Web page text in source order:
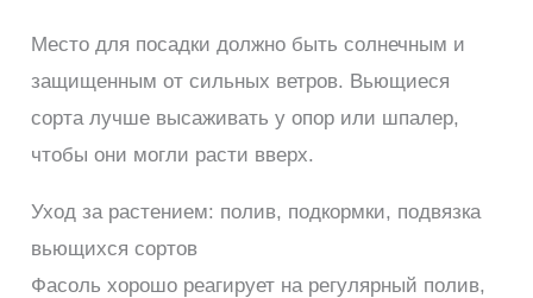
Место для посадки должно быть солнечным и
защищенным от сильных ветров. Вьющиеся
сорта лучше высаживать у опор или шпалер,
чтобы они могли расти вверх.
Уход за растением: полив, подкормки, подвязка
вьющихся сортов
Фасоль хорошо реагирует на регулярный полив,